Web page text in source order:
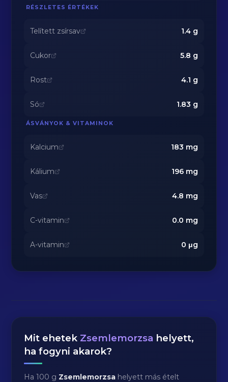
RÉSZLETES ÉRTÉKEK
Telített zsírsav 1.4g
Cukor 5.8 g
Rost 4.1 g
Só 1.83 g
ÁSVÁNYOK & VITAMINOK
Kalcium 183 mg
Kálium 196mg
Vas 4.8 mg
C-vitamin 0.0 mg
A-vitamin 0 μg
Mit ehetek Zsemlemorzsa helyett,
ha fogyni akarok?
Ha 100 g Zsemlemorzsa helyett más ételt